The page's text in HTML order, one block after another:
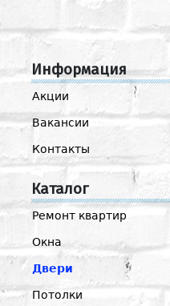
Информация
Акции
Вакансии
Контакты
Каталог
Ремонт квартир
Окна
Двери
Потолки